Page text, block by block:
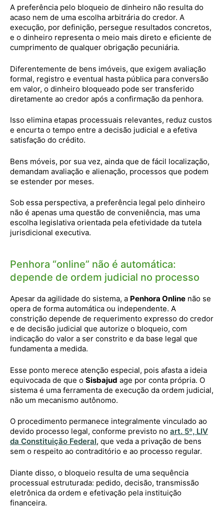
A preferência pelo bloqueio de dinheiro não resulta do
acaso nem de uma escolha arbitrária do credor. A
execução, por definição, persegue resultados concretos,
e o dinheiro representa o meio mais direto e eficiente de
cumprimento de qualquer obrigação pecuniária.
Diferentemente de bens imóveis, que exigem avaliação
formal, registro e eventual hasta pública para conversão
em valor, o dinheiro bloqueado pode ser transferido
diretamente ao credor após a confirmação da penhora.
Isso elimina etapas processuais relevantes, reduz custos
e encurta o tempo entre a decisão judicial e a efetiva
satisfação do crédito.
Bens móveis, por sua vez, ainda que de fácil localização,
demandam avaliação e alienação, processos que podem
se estender por meses.
Sob essa perspectiva, a preferência legal pelo dinheiro
não é apenas uma questão de conveniência, mas uma
escolha legislativa orientada pela efetividade da tutela
jurisdicional executiva.
Penhora “online” não é automática:
depende de ordem judicial no processo
Apesar da agilidade do sistema, a Penhora Online não se
opera de forma automática ou independente. A
constrição depende de requerimento expresso do credor
e de decisão judicial que autorize o bloqueio, com
indicação do valor a ser constrito e da base legal que
fundamenta a medida.
Esse ponto merece atenção especial, pois afasta a ideia
equivocada de que o Sisbajud age por conta própria. O
sistema é uma ferramenta de execução da ordem judicial,
não um mecanismo autônomo.
O procedimento permanece integralmente vinculado ao
devido processo legal, conforme previsto no art. 5º, LIV
da Constituição Federal, que veda a privação de bens
sem o respeito ao contraditório e ao processo regular.
Diante disso, o bloqueio resulta de uma sequência
processual estruturada: pedido, decisão, transmissão
eletrônica da ordem e efetivação pela instituição
financeira.